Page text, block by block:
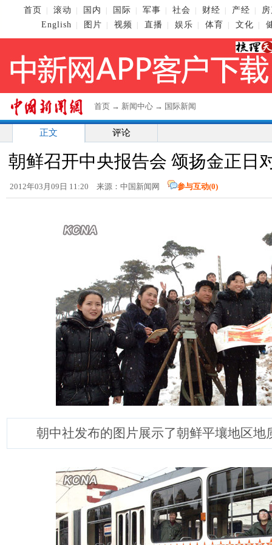
首页 滚动 国内 国际 军事 社会 财经 产经
English
图片 视频 直播 娱乐 体育 文化
首页 → 新闻中心 → 国际新闻
正文 评论
朝鲜召开中央报告会 颂扬金正日
2012年03月09日 11:20 来源：中国新闻网 参与互动(0)
朝中社发布的图片展示了朝鲜平壤地区地